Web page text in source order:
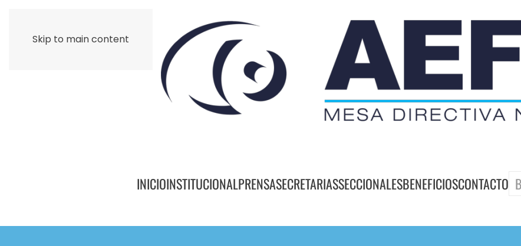
Skip to main content
INICIOINSTITUCIONALPRENSASECRETARIASSECCIONALESBENEFICIOSCONTACTO